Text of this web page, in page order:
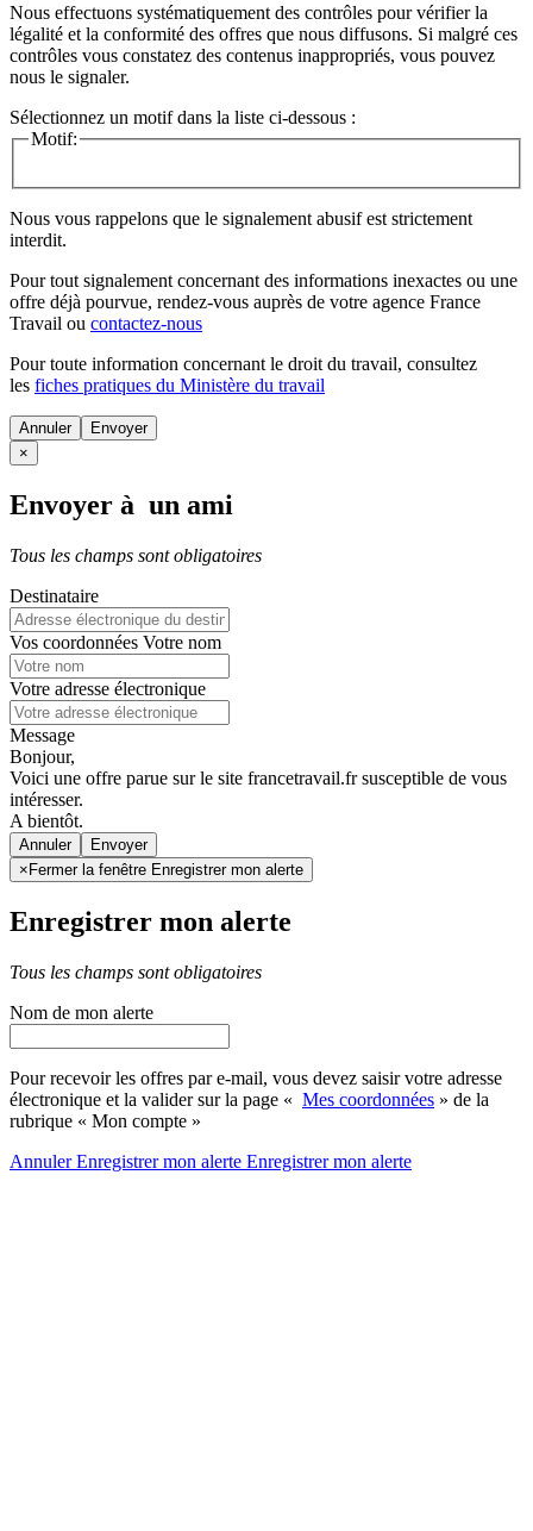
Nous effectuons systématiquement des contrôles pour vérifier la
légalité et la conformité des offres que nous diffusons. Si malgré ces
contrôles vous constatez des contenus inappropriés, vous pouvez
nous le signaler.
Sélectionnez un motif dans la liste ci-dessous :
Motif:
Nous vous rappelons que le signalement abusif est strictement
interdit.
Pour tout signalement concernant des informations inexactes ou une
offre déjà pourvue, rendez-vous auprès de votre agence France
Travail ou contactez-nous
Pour toute information concernant le droit du travail, consultez
les fiches pratiques du Ministère du travail
Annuler
×
Envoyer à un ami
Tous les champs sont obligatoires
Destinataire
Vos coordonnées Votre nom
Votre adresse électronique
Message
Bonjour,
Voici une offre parue sur le site francetravail.fr susceptible de vous
intéresser.
A bientôt.
Annuler
× Fermer la fenêtre Enregistrer mon alerte
Enregistrer mon alerte
Tous les champs sont obligatoires
Nom de mon alerte
Pour recevoir les offres par e-mail, vous devez saisir votre adresse
électronique et la valider sur la page « Mes coordonnées » de la
rubrique « Mon compte »
AnnulerEnregistrer mon alerte Enregistrermon alerte